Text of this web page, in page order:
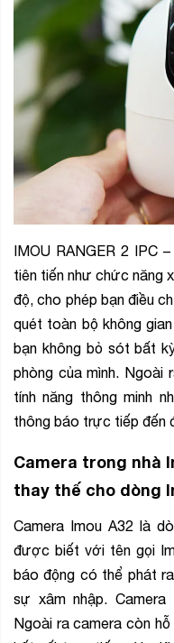
IMOU RANGER 2 IPC
tiên tiến như chức năng
độ, cho phép bạn điều
quét toàn bộ không
bạn không bỏ sót bất
phòng của mình.
tính năng thông minh
thông báo trực tiếp đến
Camera trong nhà
thay thế cho dòng
Camera Imou A32 là
được biết với tên gọi
báo động có thể phát
sự xâm nhập.
Ngoài ra camera còn